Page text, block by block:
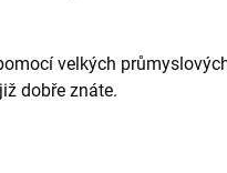
velkých
dobře znáte.